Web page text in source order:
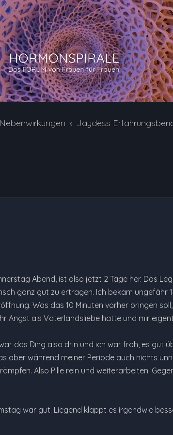
Jaydess
Abend, ist also jetzt 2 Tage her. Das
ganz gut zu ertragen. Ich bekam ungefähr
Was das 10 Minuten vorher bringen
Angst als Vaterlandsliebe hatte und mir
das Ding also drin und ich war froh, es gut
aber während meiner Periode auch nichts
Also Pille rein und weiterarbeiten.
war gut. Liegend klappt es irgendwie